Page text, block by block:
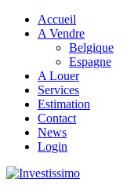
Accueil
A Vendre
Belgique
Espagne
A Louer
Services
Estimation
Contact
News
Login